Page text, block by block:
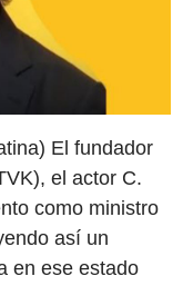
El fundador
el actor C.
como ministro
así un
en ese estado